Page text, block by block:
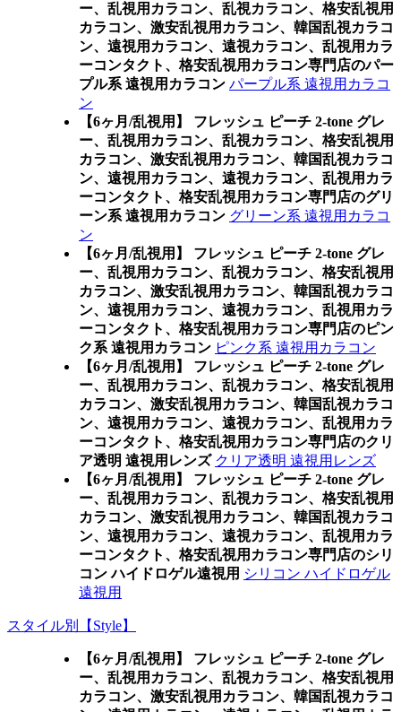
ー、乱視用カラコン、乱視カラコン、格安乱視用
カラコン、激安乱視用カラコン、韓国乱視カラコ
ン、遠視用カラコン、遠視カラコン、乱視用カラ
ーコンタクト、格安乱視用カラコン専門店のパー
プル系 遠視用カラコン パープル系 遠視用カラコ
ン
【6ヶ月/乱視用】 フレッシュ ピーチ 2-tone グレ
ー、乱視用カラコン、乱視カラコン、格安乱視用
カラコン、激安乱視用カラコン、韓国乱視カラコ
ン、遠視用カラコン、遠視カラコン、乱視用カラ
ーコンタクト、格安乱視用カラコン専門店のグリ
ーン系 遠視用カラコン グリーン系 遠視用カラコ
ン
【6ヶ月/乱視用】 フレッシュ ピーチ 2-tone グレ
ー、乱視用カラコン、乱視カラコン、格安乱視用
カラコン、激安乱視用カラコン、韓国乱視カラコ
ン、遠視用カラコン、遠視カラコン、乱視用カラ
ーコンタクト、格安乱視用カラコン専門店のピン
ク系 遠視用カラコン ピンク系 遠視用カラコン
【6ヶ月/乱視用】 フレッシュ ピーチ 2-tone グレ
ー、乱視用カラコン、乱視カラコン、格安乱視用
カラコン、激安乱視用カラコン、韓国乱視カラコ
ン、遠視用カラコン、遠視カラコン、乱視用カラ
ーコンタクト、格安乱視用カラコン専門店のクリ
ア透明 遠視用レンズ クリア透明 遠視用レンズ
【6ヶ月/乱視用】 フレッシュ ピーチ 2-tone グレ
ー、乱視用カラコン、乱視カラコン、格安乱視用
カラコン、激安乱視用カラコン、韓国乱視カラコ
ン、遠視用カラコン、遠視カラコン、乱視用カラ
ーコンタクト、格安乱視用カラコン専門店のシリ
コン ハイドロゲル遠視用 シリコン ハイドロゲル
遠視用
スタイル別【Style】
【6ヶ月/乱視用】 フレッシュ ピーチ 2-tone グレ
ー、乱視用カラコン、乱視カラコン、格安乱視用
カラコン、激安乱視用カラコン、韓国乱視カラコ